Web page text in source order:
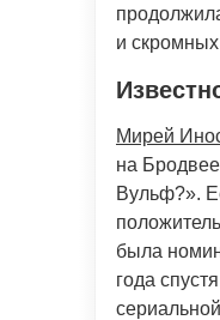
и
Мирей
на
Вульф?».
была
года